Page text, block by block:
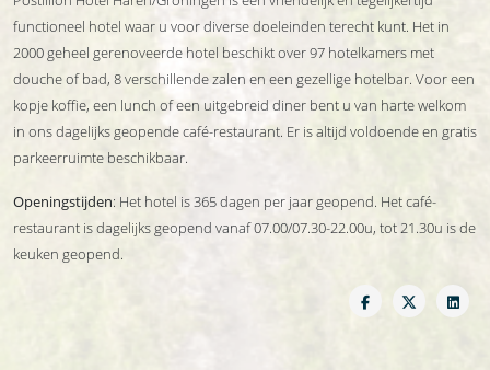
functioneel hotel waar u voor diverse doeleinden terecht kunt. Het in
2000 geheel gerenoveerde hotel beschikt over 97 hotelkamers met
douche of bad, 8 verschillende zalen en een gezellige hotelbar. Voor een
kopje koffie, een lunch of een uitgebreid diner bent u van harte welkom
in ons dagelijks geopende café-restaurant. Er is altijd voldoende en gratis
parkeerruimte beschikbaar.
Openingstijden: Het hotel is 365 dagen per jaar geopend. Het café-
restaurant is dagelijks geopend vanaf 07.00/07.30-22.00u, tot 21.30u is de
keuken geopend.